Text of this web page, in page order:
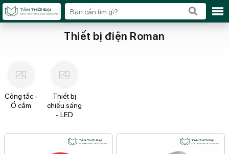
Thiết bị điện Roman
Công tắc -
Ổ cắm
Thiết bị
chiếu sáng
- LED